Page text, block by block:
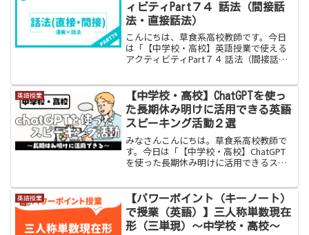
ィビティPart７４ 話法（間接話
法・直接話法）
こんにちは、草食系高校教師です。今日
は「【中学校・高校】英語授業で使える
アクティビティPart７４ 話法（間接話
や間接話法は生徒にとってとても難しい
単元です。頭の中はク...
英語授業
【中学校・高校】ChatGPTを使っ
た長期休み明けに活用できる英語
スピーキング活動２選
みなさんこんにちは。草食系高校教師で
す。今日は「【中学校・高校】ChatGPT
を使った長期休み明けに活用できるスピ
ではいないでしょうか。「休み中にあっ
た内容の英作文かな...
英語授業
【パワーポイント（キーノート）
で授業（英語）】三人称単数現在
形（三単現）〜中学校・高校〜